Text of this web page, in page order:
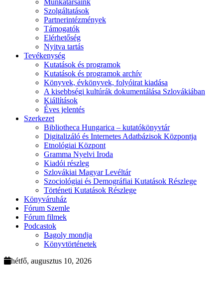
Munkatársaink
Szolgáltatások
Partnerintézmények
Támogatók
Elérhetőség
Nyitva tartás
Tevékenység
Kutatások és programok
Kutatások és programok archív
Könyvek, évkönyvek, folyóirat kiadása
A kisebbségi kultúrák dokumentálása Szlovákiában
Kiállítások
Éves jelentés
Szerkezet
Bibliotheca Hungarica – kutatókönyvtár
Digitalizáló és Internetes Adatbázisok Központja
Etnológiai Központ
Gramma Nyelvi Iroda
Kiadói részleg
Szlovákiai Magyar Levéltár
Szociológiai és Demográfiai Kutatások Részlege
Történeti Kutatások Részlege
Könyváruház
Fórum Szemle
Fórum filmek
Podcastok
Bagoly mondja
Könyvtörténetek
hétfő, augusztus 10, 2026